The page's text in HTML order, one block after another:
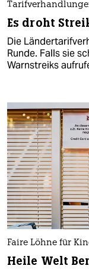
Es droht
Die
Runde. Falls sie
Warnstreiks
Faire Löhne für
Heile Welt